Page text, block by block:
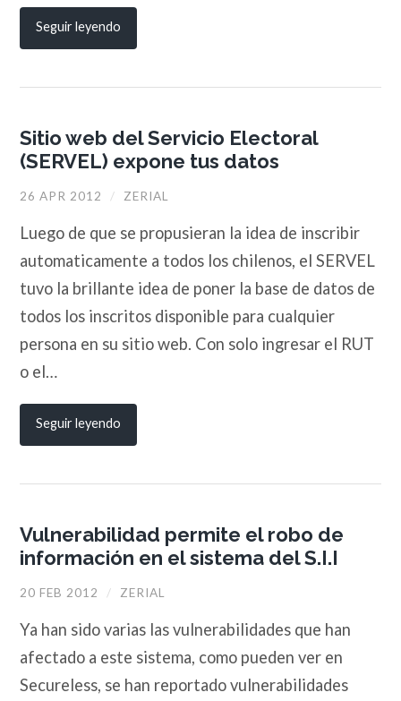
Seguir leyendo
Sitio web del Servicio Electoral
(SERVEL) expone tus datos
26 APR 2012 / ZERIAL
Luego de que se propusieran la idea de inscribir
automaticamente a todos los chilenos, el SERVEL
tuvo la brillante idea de poner la base de datos de
todos los inscritos disponible para cualquier
persona en su sitio web. Con solo ingresar el RUT
o el…
Seguir leyendo
Vulnerabilidad permite el robo de
información en el sistema del S.I.I
20 FEB 2012 / ZERIAL
Ya han sido varias las vulnerabilidades que han
afectado a este sistema, como pueden ver en
Secureless, se han reportado vulnerabilidades